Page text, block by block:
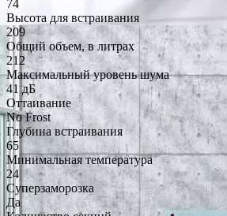
74
Высота для встраивания
209
Общий объем, в литрах
212
Максимальный уровень шума
41 дБ
Оттаивание
No Frost
Глубина встраивания
65
Минимальная температура
24
Суперзаморозка
Да